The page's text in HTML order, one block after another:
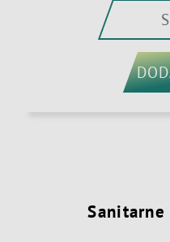
Sanitarne